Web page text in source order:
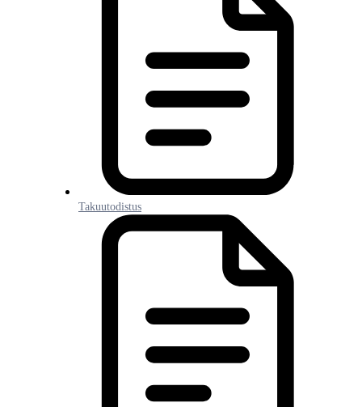
Takuutodistus